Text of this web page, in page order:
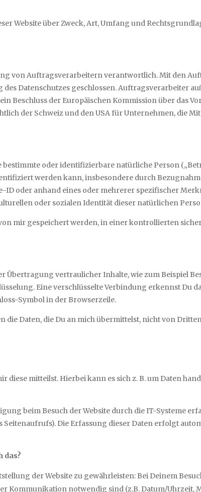
Website über Zweck, Art, Umfang und
von Auftragsverarbeitern verantwortlich. Mit den
Datenschutzes geschlossen. Auftragsverarbeiter
Beschluss der Europäischen Kommission über das
der Schweiz und den USA für Unternehmen, die
oder identifizierbare natürliche Person
werden kann, insbesondere durch
oder anhand eines oder mehrerer spezifischer
oder sozialen Identität dieser natürlichen
mir gespeichert werden, in einer kontrollierten
Übertragung vertraulicher Inhalte, wie zum Beispiel
Eine verschlüsselte Verbindung erkennst Du
Symbol in der Browserzeile.
die Daten, die Du an mich übermittelst, nicht von
diese mitteilst. Hierbei kann es sich z. B. um Daten
beim Besuch der Website durch die IT-Systeme
Die Erfassung dieser Daten erfolgt
das?
der Website zu gewährleisten: Bei Deinem
Kommunikation notwendig sind (z.B. Datum/Uhrzeit,